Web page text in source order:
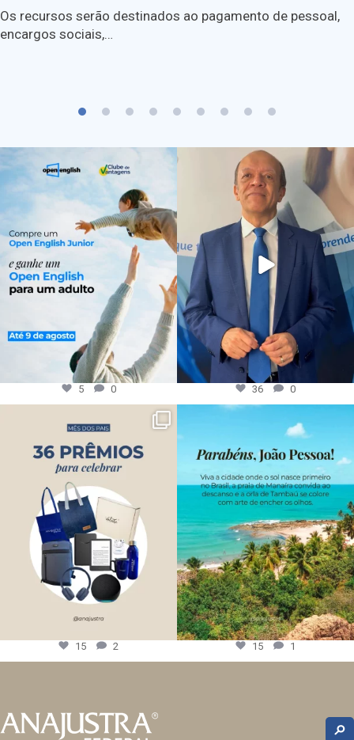
Os recursos serão destinados ao pagamento de pessoal,
encargos sociais,…
5 0 36 0
15 2 15 1